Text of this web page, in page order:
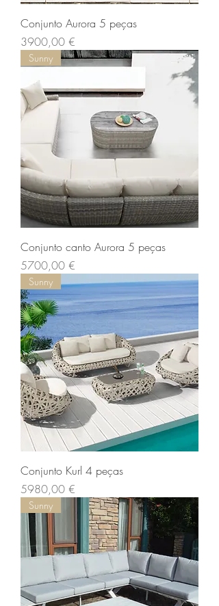
Conjunto Aurora 5 peças
Preço
3900,00 €
Sunny
Conjunto canto Aurora 5 peças
Preço
5700,00 €
Sunny
Conjunto Kurl 4 peças
Preço
5980,00 €
Sunny